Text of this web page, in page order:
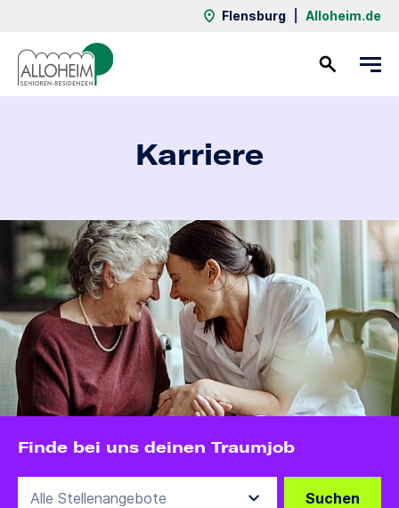
Flensburg Alloheim.de
Karriere
Finde bei uns deinen Traumjob
Suchen